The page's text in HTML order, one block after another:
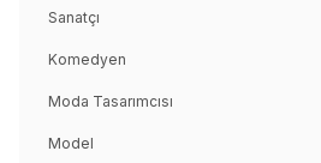
Sanatçı
Komedyen
Moda Tasarımcısı
Model